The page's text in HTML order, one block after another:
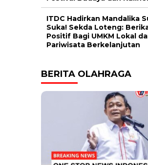
ITDC Hadirkan Mandalika
Suka! Sekda Loteng:
Positif Bagi UMKM Lokal
Pariwisata Berkelanjutan
BERITA OLAHRAGA